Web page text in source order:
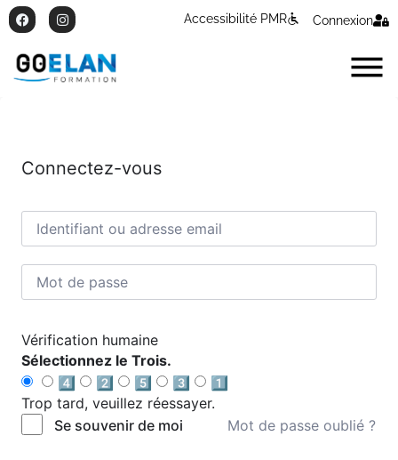
Accessibilité PMR Connexion
Connectez-vous
Vérification humaine
Sélectionnez le Trois.
4️⃣
2️⃣ 5️⃣ 3️⃣
1️⃣
Trop tard, veuillez réessayer.
Se souvenir de moi
Mot de passe oublié ?